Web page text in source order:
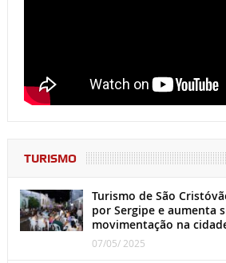
TURISMO
Turismo de São
por Sergipe e aumenta
movimentação na
07/05/ 2025